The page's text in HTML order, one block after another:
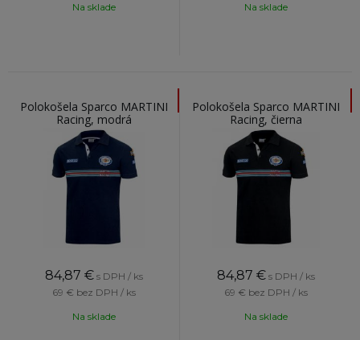
Na sklade
Na sklade
Polokošela Sparco MARTINI
Racing, modrá
84,87 € s DPH / ks
69 € bez DPH / ks
Na sklade
Polokošela Sparco MARTINI
Racing, čierna
84,87 € s DPH / ks
69 € bez DPH / ks
Na sklade